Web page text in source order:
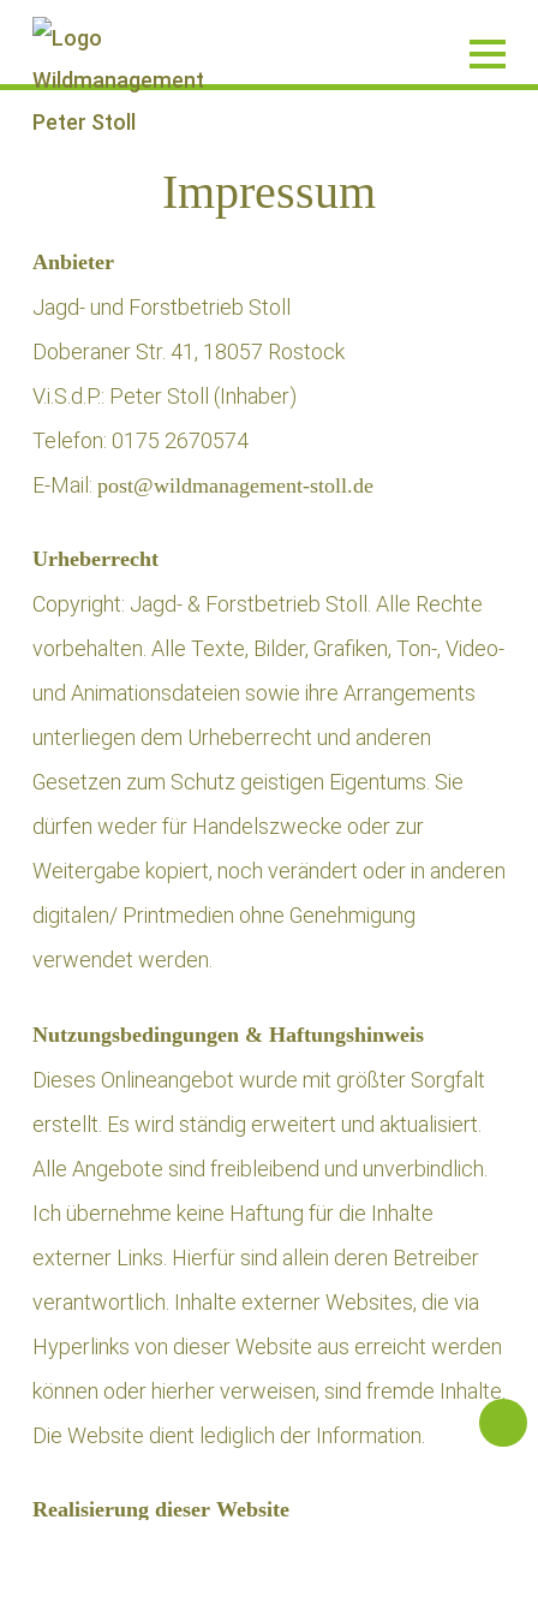
Impressum
Anbieter
Jagd- und Forstbetrieb Stoll
Doberaner Str. 41, 18057 Rostock
V.i.S.d.P.: Peter Stoll (Inhaber)
Telefon: 0175 2670574
E-Mail: post@wildmanagement-stoll.de
Urheberrecht
Copyright: Jagd- & Forstbetrieb Stoll. Alle Rechte
vorbehalten. Alle Texte, Bilder, Grafiken, Ton-, Video-
und Animationsdateien sowie ihre Arrangements
unterliegen dem Urheberrecht und anderen
Gesetzen zum Schutz geistigen Eigentums. Sie
dürfen weder für Handelszwecke oder zur
Weitergabe kopiert, noch verändert oder in anderen
digitalen/ Printmedien ohne Genehmigung
verwendet werden.
Realisierung dieser Website
Nutzungsbedingungen & Haftungshinweis
Dieses Onlineangebot wurde mit größter Sorgfalt
erstellt. Es wird ständig erweitert und aktualisiert.
Alle Angebote sind freibleibend und unverbindlich.
Ich übernehme keine Haftung für die Inhalte
externer Links. Hierfür sind allein deren Betreiber
verantwortlich. Inhalte externer Websites, die via
Hyperlinks von dieser Website aus erreicht werden
können oder hierher verweisen, sind fremde Inhalte.
Die Website dient lediglich der Information.